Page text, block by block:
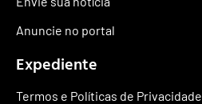
Anuncie no portal
Expediente
Termos e Políticas de Privacidade